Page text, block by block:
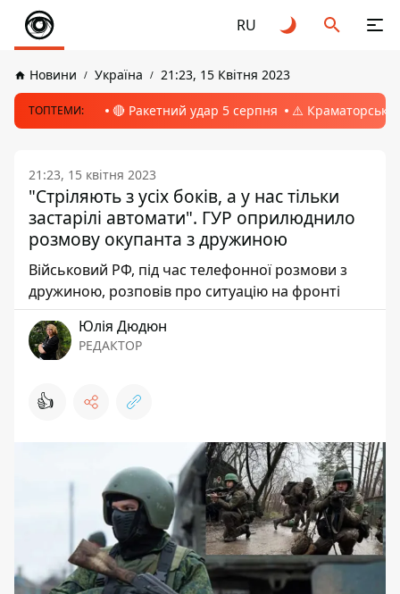
RU
Новини Україна 21:23, 15 Квітня 2023
ТОПТЕМИ: 🔴 Ракетний удар 5 серпня ⚠️ Краматорськ,
21:23, 15 квітня 2023
"Стріляють з усіх боків, а у нас тільки
застарілі автомати". ГУР оприлюднило
розмову окупанта з дружиною
Військовий РФ, під час телефонної розмови з
дружиною, розповів про ситуацію на фронті
Юлія Дюдюн
РЕДАКТОР
👍